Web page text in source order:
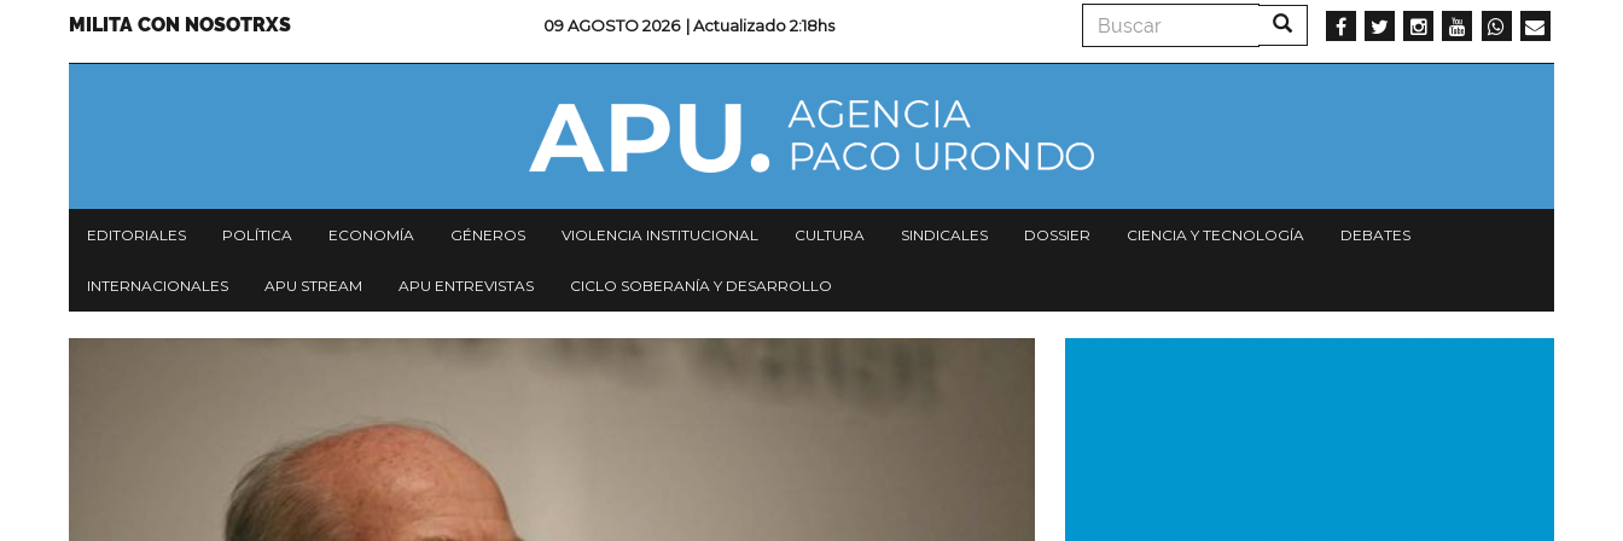
Menu
MILITA CON NOSOTRXS 09 AGOSTO 2026 | Actualizado2:18hs Buscar Buscar
Navegación
principal
EDITORIALES POLÍTICA ECONOMÍA GÉNEROS VIOLENCIA INSTITUCIONAL CULTURA SINDICALES DOSSIER CIENCIA Y TECNOLOGÍA DEBATES
INTERNACIONALES APU STREAM APU ENTREVISTAS CICLO SOBERANÍA Y DESARROLLO